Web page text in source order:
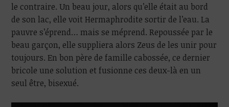
le contraire. Un beau jour, alors qu’elle était au bord
de son lac, elle voit Hermaphrodite sortir de l’eau. La
pauvre s’éprend… mais se méprend. Repoussée par le
beau garçon, elle suppliera alors Zeus de les unir pour
toujours. En bon père de famille cabossée, ce dernier
bricole une solution et fusionne ces deux-là en un
seul être, bisexué.